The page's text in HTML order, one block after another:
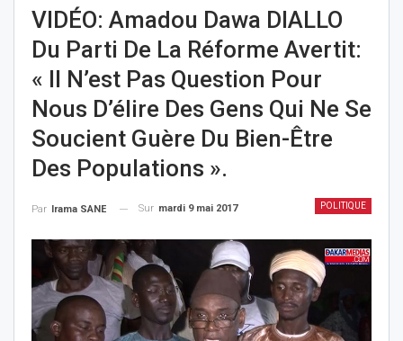
VIDÉO: Amadou Dawa DIALLO
Du Parti De La Réforme Avertit:
« Il N’est Pas Question Pour
Nous D’élire Des Gens Qui Ne Se
Soucient Guère Du Bien-Être
Des Populations ».
POLITIQUE
Par Irama SANE Sur mardi 9 mai 2017